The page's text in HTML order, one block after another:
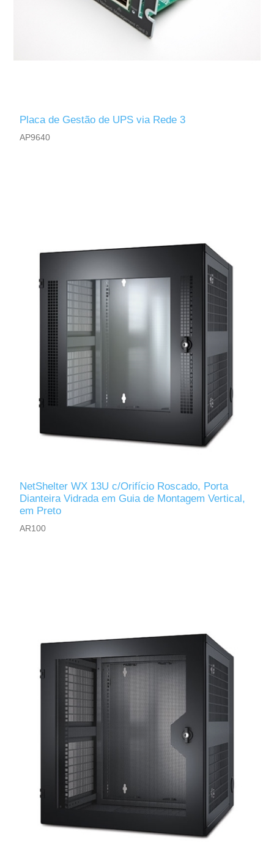
Placa de Gestão de UPS via Rede 3
AP9640
NetShelter WX 13U c/Orifício Roscado, Porta
Dianteira Vidrada em Guia de Montagem Vertical,
em Preto
AR100